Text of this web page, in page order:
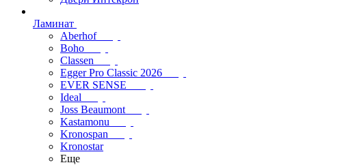
Ламинат
Aberhof
Boho
Classen
Egger Pro Classic 2026
EVER SENSE
Ideal
Joss Beaumont
Kastamonu
Kronospan
Kronostar
Еще